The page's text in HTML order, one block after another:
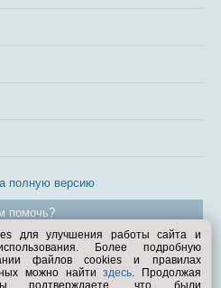
полную версию
помочь?
1998—2026
для улучшения работы сайта и
Более подробную
файлов cookies и правилах
можно найтиздесь. Продолжая
подтверждаете, что были